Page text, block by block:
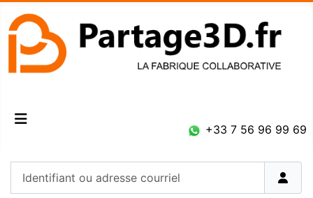
+33 7 56 96 99 69